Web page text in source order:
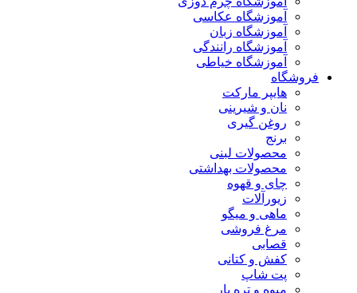
آموزشگاه عکاسی
آموزشگاه زبان
آموزشگاه رانندگی
آموزشگاه خیاطی
فروشگاه
هایپر مارکت
نان و شیرینی
روغن گیری
برنج
محصولات لبنی
محصولات بهداشتی
چای و قهوه
زیورآلات
ماهی و میگو
مرغ فروشی
قصابی
کفش و کتانی
پت شاپ
میوه و تره بار